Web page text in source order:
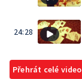
24:28
Přehrát celé video